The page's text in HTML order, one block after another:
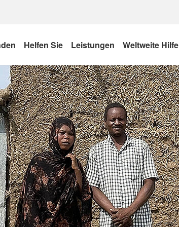
Helfen Sie Leistungen Weltweite Hilfe